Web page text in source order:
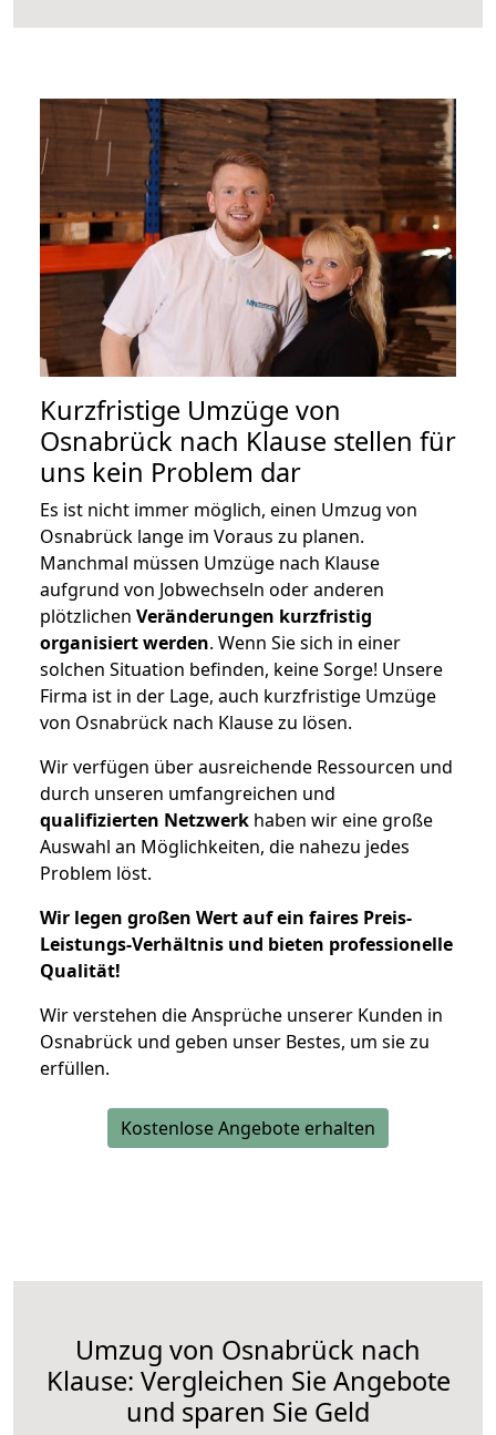
Kurzfristige Umzüge von
Osnabrück nach Klause stellen für
uns kein Problem dar
Es ist nicht immer möglich, einen Umzug von
Osnabrück lange im Voraus zu planen.
Manchmal müssen Umzüge nach Klause
aufgrund von Jobwechseln oder anderen
plötzlichen Veränderungen kurzfristig
organisiert werden. Wenn Sie sich in einer
solchen Situation befinden, keine Sorge! Unsere
Firma ist in der Lage, auch kurzfristige Umzüge
von Osnabrück nach Klause zu lösen.
Wir verfügen über ausreichende Ressourcen und
durch unseren umfangreichen und
qualifizierten Netzwerk haben wir eine große
Auswahl an Möglichkeiten, die nahezu jedes
Problem löst.
Wir legen großen Wert auf ein faires Preis-
Leistungs-Verhältnis und bieten professionelle
Qualität!
Wir verstehen die Ansprüche unserer Kunden in
Osnabrück und geben unser Bestes, um sie zu
erfüllen.
Kostenlose Angebote erhalten
Umzug von Osnabrück nach
Klause: Vergleichen Sie Angebote
und sparen Sie Geld